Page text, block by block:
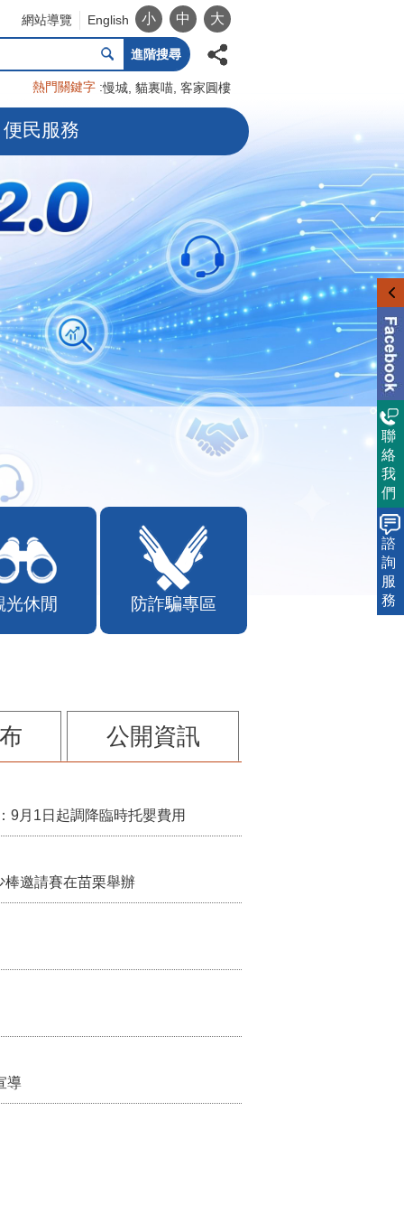
網站導覽 English 小 中 大
進階搜尋
熱門關鍵字 慢城 貓裏喵 客家圓樓
便民服務
光休閒 防詐騙專區
公開資訊
9月1日起調降臨時托嬰費用
邀請賽在苗栗舉辦
導
聯
絡
我
們
諮
詢
服
務